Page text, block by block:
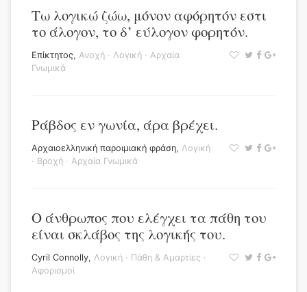
Τω λογικώ ζώω, μόνον αφόρητόν εστι
το άλογον, το δ’ εύλογον φορητόν.
Επίκτητος, Ανοχή · Λογική · Αρχαία
Γνωμικά
Ράβδος εν γωνία, άρα βρέχει.
Αρχαιοελληνική παροιμιακή φράση, Λογική
· Βροχή · Αρχαία Γνωμικά
Ο άνθρωπος που ελέγχει τα πάθη του
είναι σκλάβος της λογικής του.
Cyril Connolly, Λογική · Πάθη & Αμαρτίες ·
Αφορισμοί